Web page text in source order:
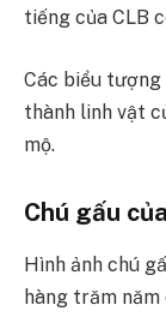
tiếng của CLB
Các biểu
thành linh vật
mộ.
Chú gấu
Hình ảnh chú
hàng trăm